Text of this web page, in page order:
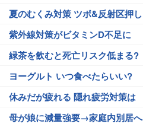
夏のむくみ対策 ツボ&反射区押し
紫外線対策がビタミンD不足に
緑茶を飲むと死亡リスク低まる?
ヨーグルト いつ食べたらいい?
休みだが疲れる 隠れ疲労対策は
母が娘に減量強要→家庭内別居へ